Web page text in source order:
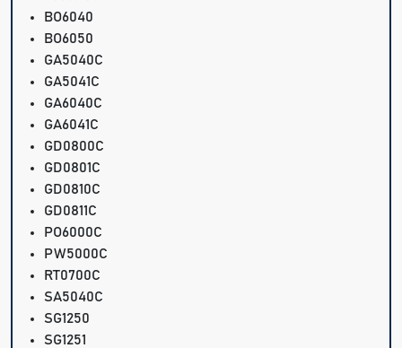
BO6040
BO6050
GA5040C
GA5041C
GA6040C
GA6041C
GD0800C
GD0801C
GD0810C
GD0811C
PO6000C
PW5000C
RT0700C
SA5040C
SG1250
SG1251